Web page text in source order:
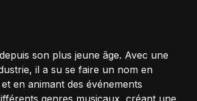
son plus jeune âge. Avec une
il a su se faire un nom en
en animant des événements